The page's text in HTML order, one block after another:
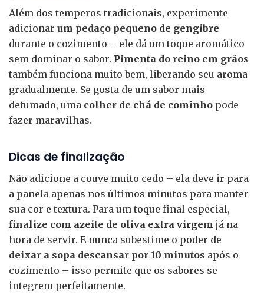
Além dos temperos tradicionais, experimente
adicionar um pedaço pequeno de gengibre
durante o cozimento – ele dá um toque aromático
sem dominar o sabor. Pimenta do reino em grãos
também funciona muito bem, liberando seu aroma
gradualmente. Se gosta de um sabor mais
defumado, uma colher de chá de cominho pode
fazer maravilhas.
Dicas de finalização
Não adicione a couve muito cedo – ela deve ir para
a panela apenas nos últimos minutos para manter
sua cor e textura. Para um toque final especial,
finalize com azeite de oliva extra virgem já na
hora de servir. E nunca subestime o poder de
deixar a sopa descansar por 10 minutos após o
cozimento – isso permite que os sabores se
integrem perfeitamente.